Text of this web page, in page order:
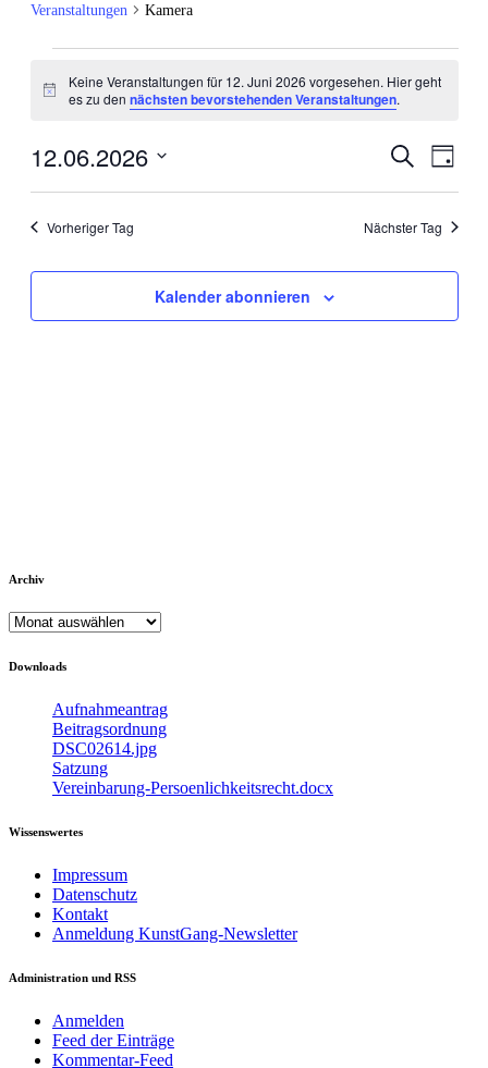
Veranstaltungen Kamera
für
Juni
Hinweis
Keine Veranstaltungen für 12. Juni 2026 vorgesehen. Hier geht
es zu dennächsten bevorstehenden Veranstaltungen.
Suche
Tag
12.06.2026
Vorheriger Tag
Nächster Tag
Kalender abonnieren
Archiv
Archiv
Downloads
Aufnahmeantrag
Beitragsordnung
DSC02614.jpg
Satzung
Vereinbarung-Persoenlichkeitsrecht.docx
Wissenswertes
Impressum
Datenschutz
Kontakt
Anmeldung KunstGang-Newsletter
Administration und RSS
Anmelden
Feed der Einträge
Kommentar-Feed